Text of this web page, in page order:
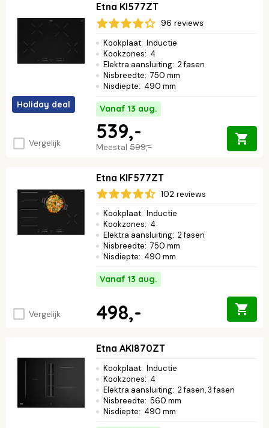
Holiday deal
Vergelijk
Etna KI577ZT
96 reviews
Kookplaat: Inductie
Kookzones: 4
Elektra aansluiting: 2 fasen
Nisbreedte: 750 mm
Nisdiepte: 490 mm
Vanaf 13 aug.
Meestal 599,-
539,-
Vergelijk
Etna KIF577ZT
102 reviews
Kookplaat: Inductie
Kookzones: 4
Elektra aansluiting: 2 fasen
Nisbreedte: 750 mm
Nisdiepte: 490 mm
Vanaf 13 aug.
498,-
Etna AKI870ZT
Kookplaat: Inductie
Kookzones: 4
Elektra aansluiting: 2 fasen, 3 fasen
Nisbreedte: 560 mm
Nisdiepte: 490 mm